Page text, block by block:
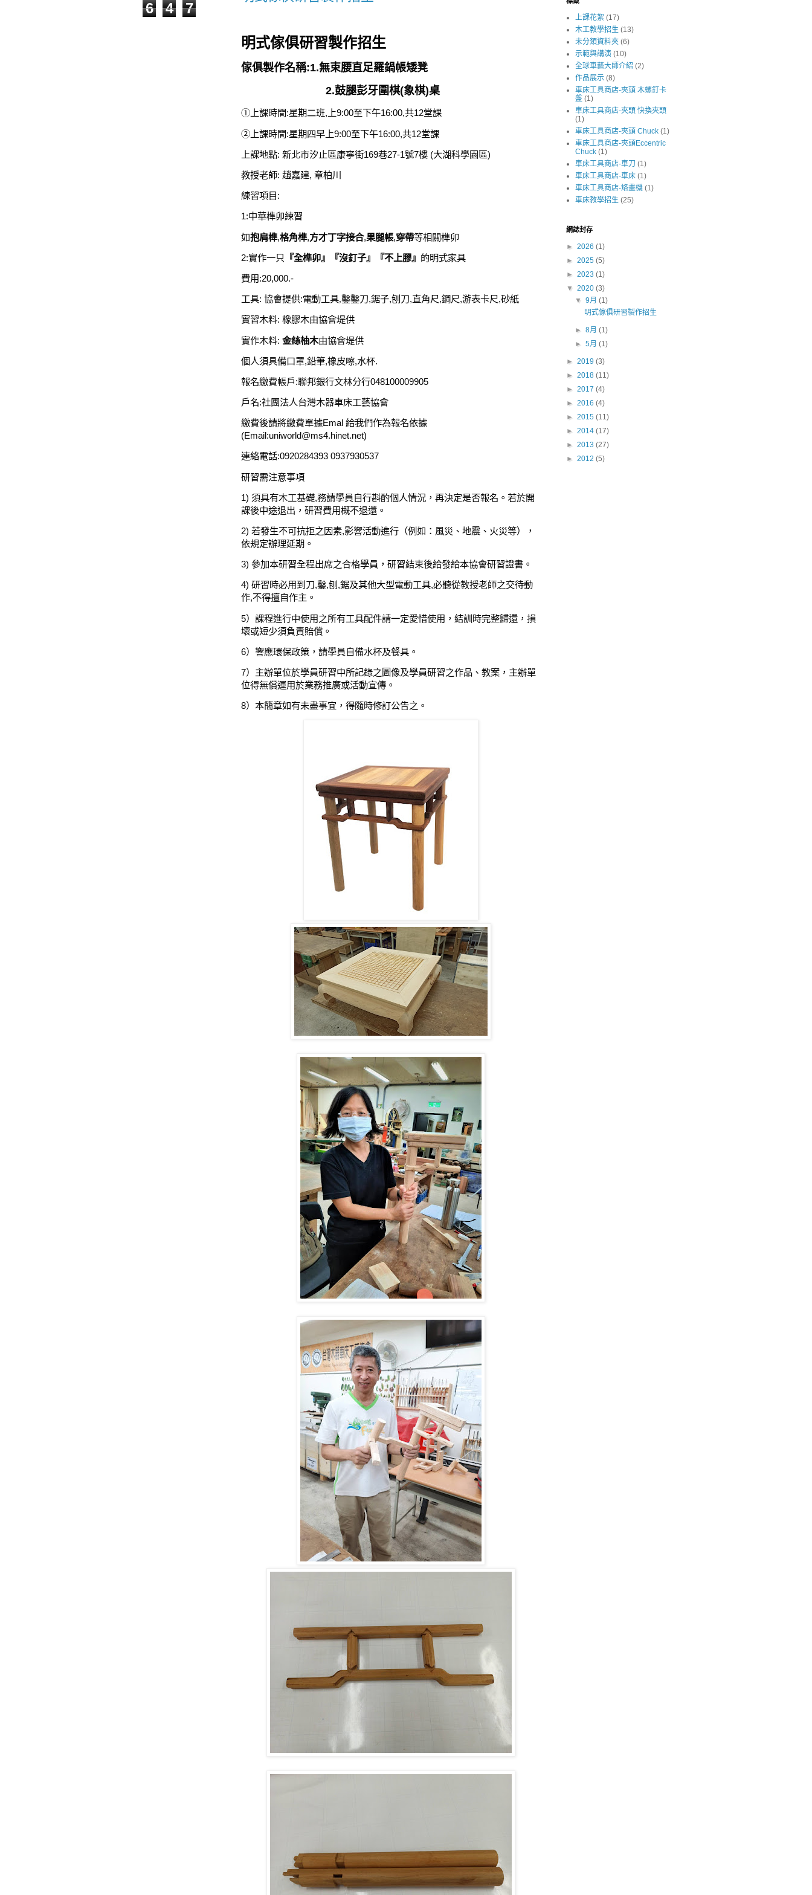
明式傢俱研習製作招生
傢俱製作名稱:1.無束腰直足羅鍋帳矮凳
2.鼓腿彭牙圍棋(象棋)桌
①上課時間:星期二班,上9:00至下午16:00,共12堂課
② 上課時間:星期四早上9:00至下午16:00,共12堂課
上課地點: 新北市汐止區康寧街169巷27-1號7樓 (大湖科學園區)
教授老師: 趙嘉建, 章柏川
練習項目 :
1:中華榫卯練習
如抱肩榫,格角榫,方才丁字接合,果腿帳,穿帶等相關榫卯
2:實作一只 『全榫卯』『沒釘子』『不上膠』 的明式家具
費用:20,000.-
工具: 協會提供:電動工具,鑿鑿刀,鋸子,刨刀,直角尺,鋼尺,游表卡尺,砂紙
實習木料: 橡膠木由協會堤供
實作木料: 金絲柚木由協會堤供
個人須具備口罩,鉛筆,橡皮嚓,水杯.
報名繳費帳戶:聯邦銀行文林分行048100009905
戶名:社團法人台灣木器車床工藝協會
繳費後請將繳費單據Emal 給我們作為報名依據
(Email:uniworld@ms4.hinet.net)
連絡電話:0920284393 0937930537
研習需注意事項
1) 須具有木工基礎,務請學員自行斟酌個人情況，再決定是否報名。若於開
課後中途退出，研習費用概不退還。
2) 若發生不可抗拒之因素,影響活動進行（例如：風災、地震、火災等），
依規定辦理延期。
3) 參加本研習全程出席之合格學員，研習結束後給發給本協會研習證書。
4) 研習時必用到刀,鑿,刨 ,鋸及其他大型電動工具,必聽從教授老師之交待動
作,不得擅自作主。
5）課程進行中使用之所有工具配件請一定愛惜使用，結訓時完整歸還，損
壞或短少須負責賠償。
6）響應環保政策，請學員自備水杯及餐具。
7）主辦單位於學員研習中所記錄之圖像及學員研習之作品、教案，主辦單
位得無償運用於業務推廣或活動宣傳。
8）本簡章如有未盡事宜，得隨時修訂公告之。
6 4 7
上課花絮 (17)
木工教學招生 (13)
未分類資料夾 (6)
示範與講演 (10)
全球車藝大師介紹 (2)
作品展示 (8)
車床工具商店-夾頭 木螺釘卡
盤 (1)
車床工具商店-夾頭 快換夾頭
(1)
車床工具商店-夾頭 Chuck (1)
車床工具商店-夾頭Eccentric
Chuck (1)
車床工具商店-車刀 (1)
車床工具商店-車床 (1)
車床工具商店-烙畫機 (1)
車床教學招生 (25)
網誌封存
► 2026 (1)
► 2025 (5)
► 2023 (1)
▼ 2020 (3)
▼9月(1)
明式傢俱研習製作招生
►8月(1)
►5月(1)
► 2019 (3)
► 2018 (11)
► 2017 (4)
► 2016 (4)
► 2015 (11)
► 2014 (17)
► 2013 (27)
► 2012 (5)